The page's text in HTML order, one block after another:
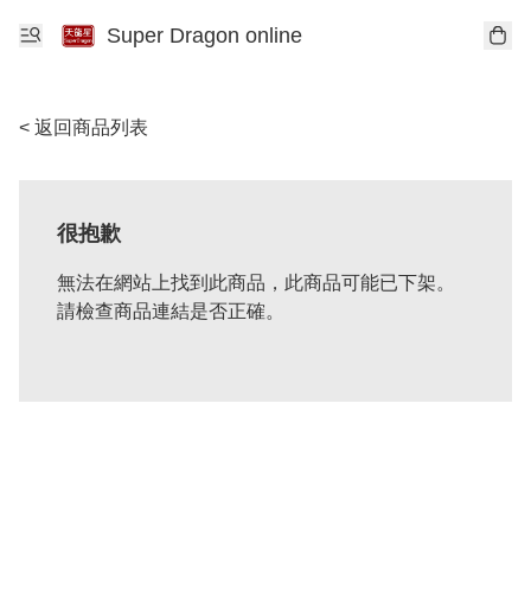
Super Dragon online
< 返回商品列表
很抱歉
無法在網站上找到此商品，此商品可能已下架。
請檢查商品連結是否正確。